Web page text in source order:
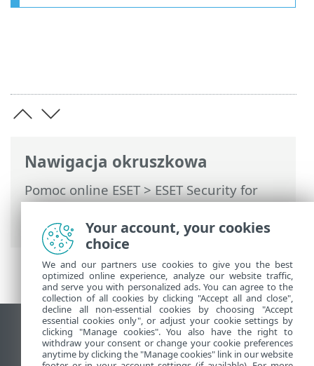
Nawigacja okruszkowa
Pomoc online ESET>ESET Security for
Microsoft SharePoint>Wymagania
systemowe
Wyświetl witrynę internetową dla
komputerów
Your account, your cookies
choice
We and our partners use cookies to give you the best
optimized online experience, analyze our website traffic,
and serve you with personalized ads. You can agree to the
collection of all cookies by clicking "Accept all and close",
decline all non-essential cookies by choosing "Accept
essential cookies only", or adjust your cookie settings by
clicking "Manage cookies". You also have the right to
withdraw your consent or change your cookie preferences
anytime by clicking the "Manage cookies" link in our website